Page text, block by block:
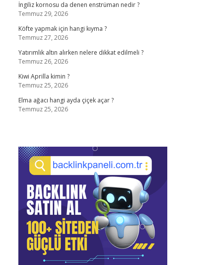
İngiliz kornosu da denen enstrüman nedir ?
Temmuz 29, 2026
Köfte yapmak için hangi kıyma ?
Temmuz 27, 2026
Yatırımlık altın alırken nelere dikkat edilmeli ?
Temmuz 26, 2026
Kiwi Aprilla kimin ?
Temmuz 25, 2026
Elma ağacı hangi ayda çiçek açar ?
Temmuz 25, 2026